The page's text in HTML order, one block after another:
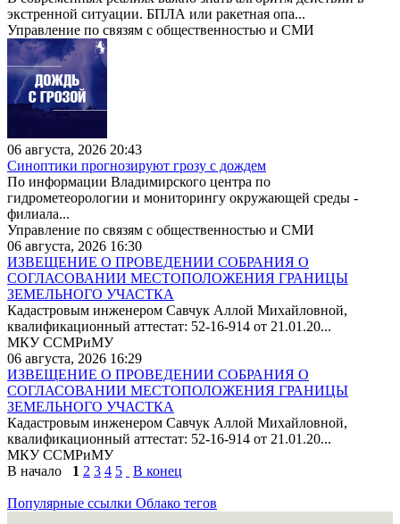
экстренной ситуации. БПЛА или ракетная опа...
Управление по связям с общественностью и СМИ
06 августа, 2026 20:43
Синоптики прогнозируют грозу с дождем
По информации Владимирского центра по
гидрометеорологии и мониторингу окружающей среды -
филиала...
Управление по связям с общественностью и СМИ
06 августа, 2026 16:30
ИЗВЕЩЕНИЕ О ПРОВЕДЕНИИ СОБРАНИЯ О
СОГЛАСОВАНИИ МЕСТОПОЛОЖЕНИЯ ГРАНИЦЫ
ЗЕМЕЛЬНОГО УЧАСТКА
Кадастровым инженером Савчук Аллой Михайловной,
квалификационный аттестат: 52-16-914 от 21.01.20...
МКУ ССМРиМУ
06 августа, 2026 16:29
ИЗВЕЩЕНИЕ О ПРОВЕДЕНИИ СОБРАНИЯ О
СОГЛАСОВАНИИ МЕСТОПОЛОЖЕНИЯ ГРАНИЦЫ
ЗЕМЕЛЬНОГО УЧАСТКА
Кадастровым инженером Савчук Аллой Михайловной,
квалификационный аттестат: 52-16-914 от 21.01.20...
МКУ ССМРиМУ
В начало
1 2 3 4 5 В конец
Популярные ссылки Облако тегов